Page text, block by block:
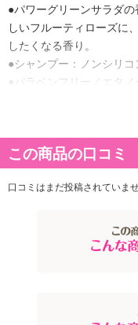
●パワーグリーンサラダ
しいフルーティローズに
したくなる香り。
●シャンプー：ノンシリコ
●パラベンフリー／エタ
ス硫酸Naなど)／合成色
*1 カミメボウキ葉エキス
*2 アボカド油
*3 オプンチアフィクスイ
この商品の口コミ
口コミはまだ投稿されていませ